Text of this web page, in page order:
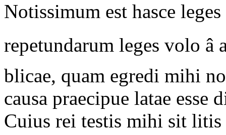
Notissimum est hasce leges
repetundarum leges volo
blicae, quam egredi mihi
causa praecipue latae
Cuius rei testis mihi sit